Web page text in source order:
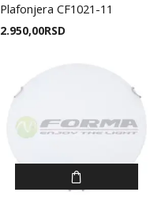
Plafonjera CF1021-11
2.950,00RSD